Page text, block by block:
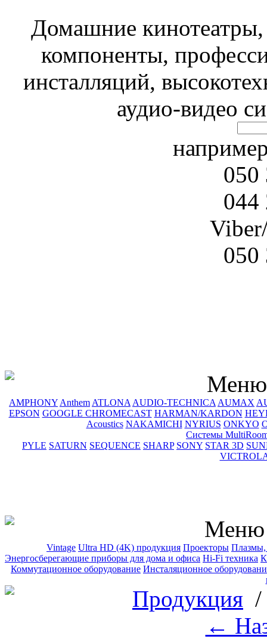
Домашние
компоненты,
инсталляций,
аудио-видео
050
044
050
Меню
AMPHONY Anthem ATLONA AUDIO-TECHNICA AUMAX
EPSON GOOGLE CHROMECAST HARMAN/KARDON
Acoustics NAKAMICHI NYRIUS ONKYO
Системы
PYLE SATURN SEQUENCE SHARP SONY STAR 3D
Меню
Vintage Ultra HD (4K) продукция Проекторы
Энергосберегающие приборы для дома и офиса Hi-Fi техника
Коммутационное оборудование Инсталяционное
Продукция /
←